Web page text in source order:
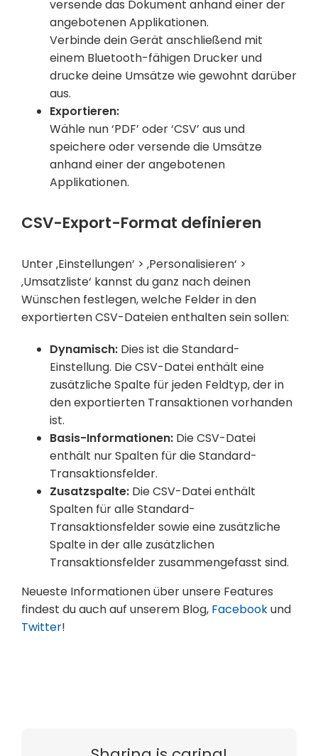
versende das Dokument anhand einer der
angebotenen Applikationen.
Verbinde dein Gerät anschließend mit
einem Bluetooth-fähigen Drucker und
drucke deine Umsätze wie gewohnt darüber
aus.
Exportieren:
Wähle nun ‘PDF’ oder ‘CSV’ aus und
speichere oder versende die Umsätze
anhand einer der angebotenen
Applikationen.
CSV-Export-Format definieren
Unter ‚Einstellungen‘ > ‚Personalisieren‘ >
‚Umsatzliste‘ kannst du ganz nach deinen
Wünschen festlegen, welche Felder in den
exportierten CSV-Dateien enthalten sein sollen:
Dynamisch: Dies ist die Standard-
Einstellung. Die CSV-Datei enthält eine
zusätzliche Spalte für jeden Feldtyp, der in
den exportierten Transaktionen vorhanden
ist.
Basis-Informationen: Die CSV-Datei
enthält nur Spalten für die Standard-
Transaktionsfelder.
Zusatzspalte: Die CSV-Datei enthält
Spalten für alle Standard-
Transaktionsfelder sowie eine zusätzliche
Spalte in der alle zusätzlichen
Transaktionsfelder zusammengefasst sind.
Neueste Informationen über unsere Features
findest du auch auf unserem Blog, Facebookund
Twitter!